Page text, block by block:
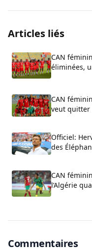
Articles liés
CAN
éliminées,
CAN
veut quitter
Officiel:
des
CAN
l’Algérie
Commentaires